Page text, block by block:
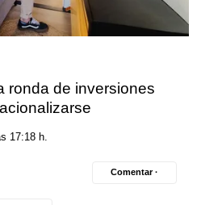
ronda de inversiones
17:18 h.
Comentar ·